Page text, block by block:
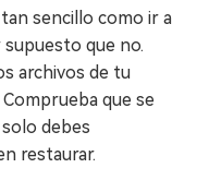
sencillo como ir a
supuesto que no.
archivos de tu
que se
debes
restaurar.